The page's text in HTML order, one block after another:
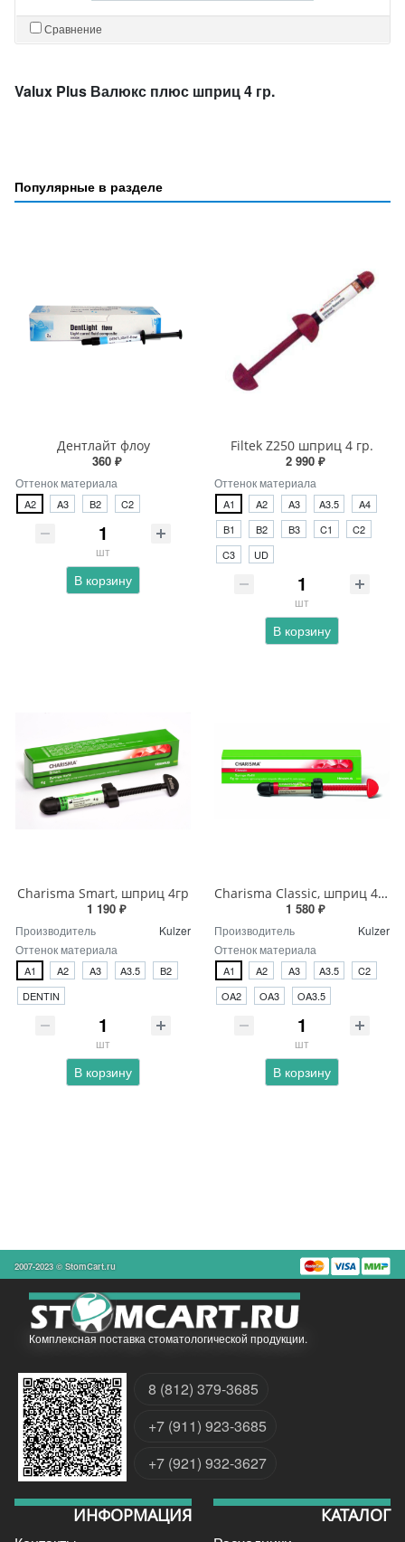
Сравнение
Valux Plus Валюкс плюс шприц 4 гр.
Популярные в разделе
Дентлайт флоу
360 ₽
Оттенок материала
A2 A3 B2 C2
шт
В корзину
Filtek Z250 шприц 4 гр.
2 990 ₽
Оттенок материала
A1 A2 A3 A3.5
A4
B1
B2 B3 C1
C2
C3
UD
шт
В корзину
Charisma Smart, шприц 4гр
1 190 ₽
Производитель
Kulzer
Оттенок материала
A1 A2 A3 A3.5
B2
DENTIN
шт
В корзину
Charisma Classic, шприц 4гр.
1 580 ₽
Производитель
Kulzer
Оттенок материала
A1 A2 A3 A3.5
C2
OA2
OA3 OA3.5
шт
В корзину
2007-2023 © StomCart.ru
Комплексная поставка стоматологической продукции.
8 (812) 379-3685
+7 (911) 923-3685
+7 (921) 932-3627
ИНФОРМАЦИЯ КАТАЛОГ